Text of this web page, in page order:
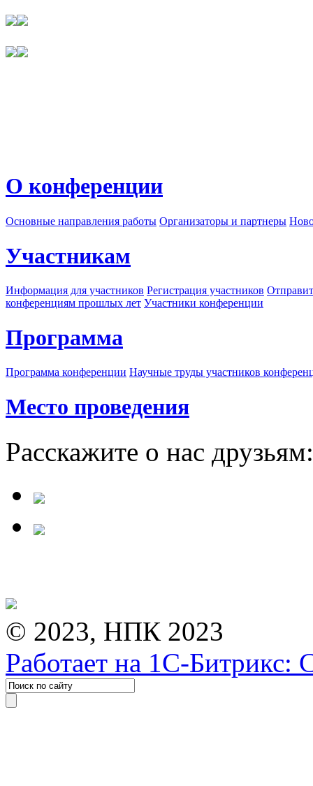
О конференции
Основные направления работы Организаторы и партнеры
Участникам
Информация для участников Регистрация участников
конференциям прошлых лет Участники конференции
Программа
Программа конференции Научные труды участников
Место проведения
Расскажите о нас друзьям:
© 2023, НПК 2023
Работает на 1С-Битрикс: